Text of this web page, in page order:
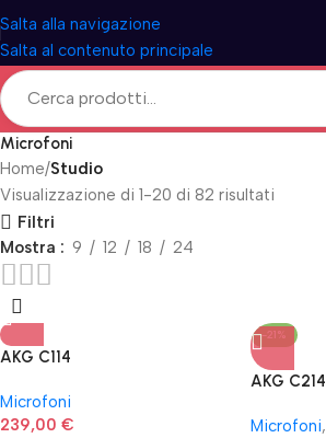
Salta alla navigazione
Salta al contenuto principale
Microfoni
Home Studio
Visualizzazione di 1-20 di 82 risultati
Filtri
Mostra
9 12 18 24
AKG C114
Microfoni
239,00 €
-21%
AKG C214
Microfoni,